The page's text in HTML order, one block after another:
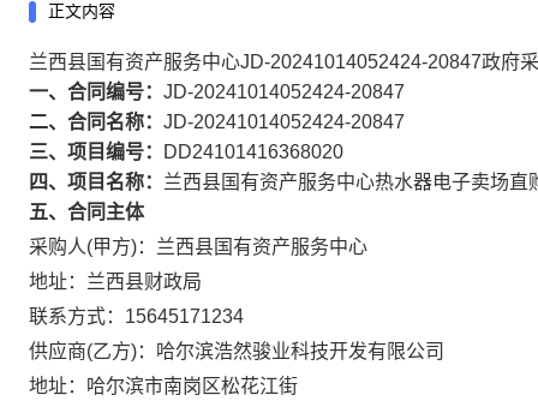
正文内容
兰西县国有资产服务中心JD-20241014052424-20847政府
一、合同编号： JD-20241014052424-20847
二、合同名称： JD-20241014052424-20847
三、项目编号：
DD24101416368020
四、项目名称： 兰西县国有资产服务中心热水器电子卖场直
五、合同主体
采购人(甲方)：兰西县国有资产服务中心
地址：兰西县财政局
联系方式：15645171234
供应商(乙方)：哈尔滨浩然骏业科技开发有限公司
地址：哈尔滨市南岗区松花江街